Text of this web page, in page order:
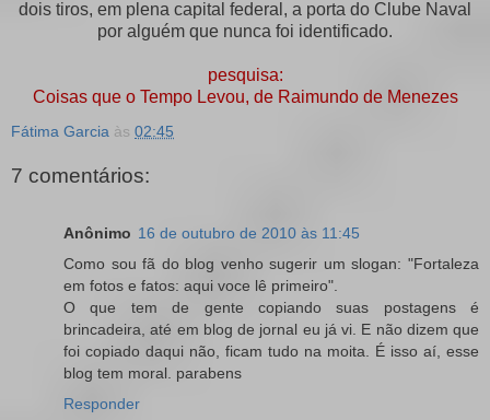
dois tiros, em plena capital federal, a porta do Clube Naval
por alguém que nunca foi identificado.
pesquisa:
Coisas que o Tempo Levou, de Raimundo de Menezes
Fátima Garcia às 02:45
7 comentários:
Anônimo 16 de outubro de 2010 às 11:45
Como sou fã do blog venho sugerir um slogan: "Fortaleza
em fotos e fatos: aqui voce lê primeiro".
O que tem de gente copiando suas postagens é
brincadeira, até em blog de jornal eu já vi. E não dizem que
foi copiado daqui não, ficam tudo na moita. É isso aí, esse
blog tem moral. parabens
Responder